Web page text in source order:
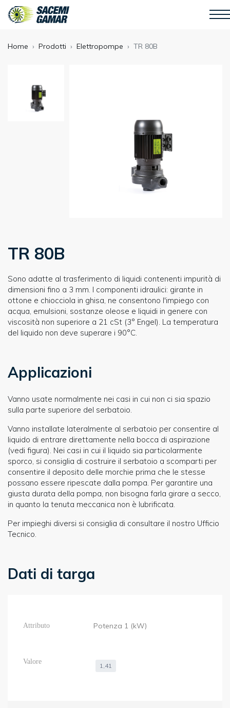
Home Prodotti Elettropompe TR 80B
TR 80B
Sono adatte al trasferimento di liquidi contenenti impurità di
dimensioni fino a 3 mm. I componenti idraulici: girante in
ottone e chiocciola in ghisa, ne consentono l'impiego con
acqua, emulsioni, sostanze oleose e liquidi in genere con
viscosità non superiore a 21 cSt (3° Engel). La temperatura
del liquido non deve superare i 90°C.
Applicazioni
Vanno usate normalmente nei casi in cui non ci sia spazio
sulla parte superiore del serbatoio.
Vanno installate lateralmente al serbatoio per consentire al
liquido di entrare direttamente nella bocca di aspirazione
(vedi figura). Nei casi in cui il liquido sia particolarmente
sporco, si consiglia di costruire il serbatoio a scomparti per
consentire il deposito delle morchie prima che le stesse
possano essere ripescate dalla pompa. Per garantire una
giusta durata della pompa, non bisogna farla girare a secco,
in quanto la tenuta meccanica non è lubrificata.
Per impieghi diversi si consiglia di consultare il nostro Ufficio
Tecnico.
Dati di targa
Potenza 1 (kW)
1,41